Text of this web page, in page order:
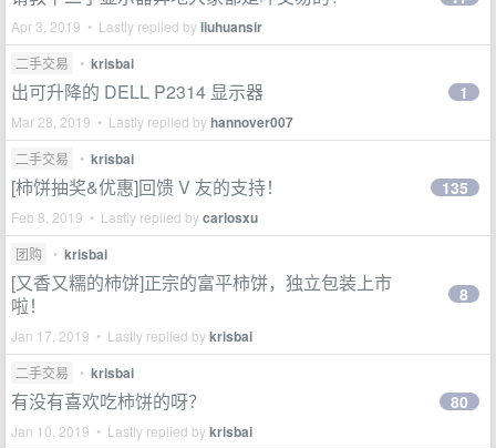
Apr 3, 2019 • Lastly replied byliuhuansir
二手交易 • krisbai
出可升降的 DELL P2314 显示器
Mar 28, 2019 • Lastly replied byhannover007
1
二手交易 • krisbai
[柿饼抽奖&优惠]回馈 V 友的支持！
Feb 8, 2019 • Lastly replied bycarlosxu
135
团购 • krisbai
[又香又糯的柿饼]正宗的富平柿饼，独立包装上市
啦！
Jan 17, 2019 • Lastly replied bykrisbai
8
二手交易 • krisbai
有没有喜欢吃柿饼的呀？
Jan 10, 2019 • Lastly replied bykrisbai
80